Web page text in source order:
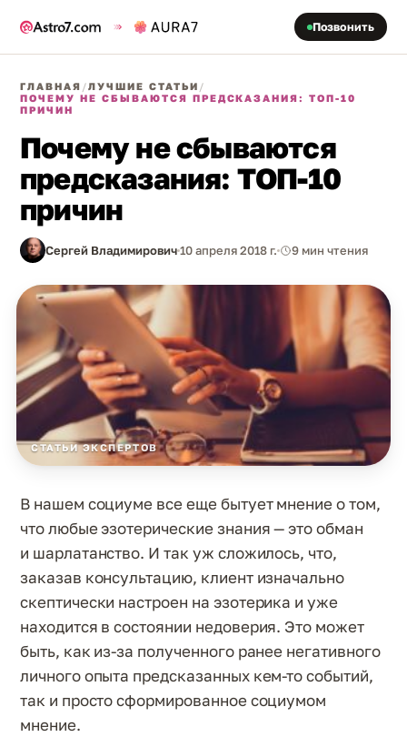
Позвонить
ГЛАВНАЯ /ЛУЧШИЕ СТАТЬИ /
ПОЧЕМУ НЕ СБЫВАЮТСЯ ПРЕДСКАЗАНИЯ: ТОП-10
ПРИЧИН
Почему не сбываются
предсказания: ТОП-10
причин
Сергей Владимирович10 апреля 2018 г. 9 мин чтения
СТАТЬИ ЭКСПЕРТОВ
В нашем социуме все еще бытует мнение о том,
что любые эзотерические знания — это обман
и шарлатанство. И так уж сложилось, что,
заказав консультацию, клиент изначально
скептически настроен на эзотерика и уже
находится в состоянии недоверия. Это может
быть, как из-за полученного ранее негативного
личного опыта предсказанных кем-то событий,
так и просто сформированное социумом
мнение.